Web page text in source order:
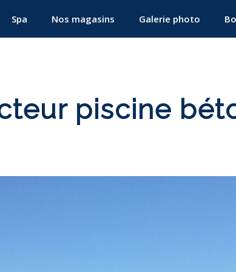
Spa Nos magasins Galerie photo
piscine